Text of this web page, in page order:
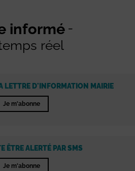
informé
réel
LETTRE D'INFORMATION MAIRIE
Je m'abonne
ÊTRE ALERTÉ PAR SMS
Je m'abonne